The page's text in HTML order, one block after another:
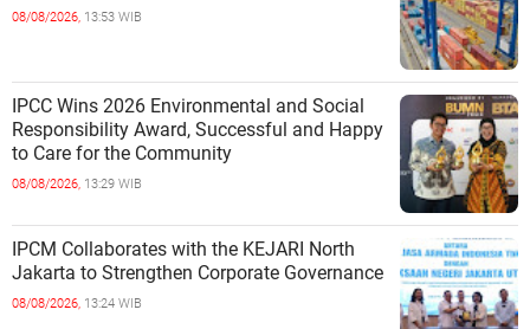
08/08/2026, 13:53 WIB
IPCC Wins 2026 Environmental and Social
Responsibility Award, Successful and Happy
to Care for the Community
08/08/2026, 13:29 WIB
IPCM Collaborates with the KEJARI North
Jakarta to Strengthen Corporate Governance
08/08/2026, 13:24 WIB